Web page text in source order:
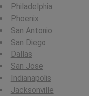
Philadelphia
Phoenix
San Antonio
San Diego
Dallas
San Jose
Indianapolis
Jacksonville